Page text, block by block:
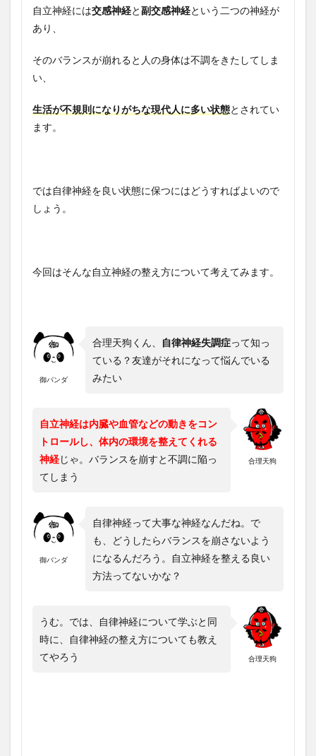
自立神経には交感神経と副交感神経という二つの神経が
あり、
そのバランスが崩れると人の身体は不調をきたしてしま
い、
生活が不規則になりがちな現代人に多い状態とされてい
ます。
では自律神経を良い状態に保つにはどうすればよいので
しょう。
今回はそんな自立神経の整え方について考えてみます。
御パンダ
合理天狗くん、 自律神経失調症って知っ
ている？友達がそれになって悩んでいる
みたい
合理天狗
自立神経は内臓や血管などの動きをコン
トロールし、体内の環境を整えてくれる
神経じゃ。バランスを崩すと不調に陥っ
てしまう
御パンダ
自律神経って大事な神経なんだね。で
も、どうしたらバランスを崩さないよう
になるんだろう。自立神経を整える良い
方法ってないかな？
合理天狗
うむ。では、自律神経について学ぶと同
時に、自律神経の整え方についても教え
てやろう